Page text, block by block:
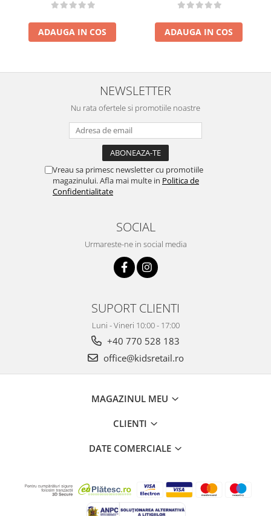
ADAUGA IN COS ADAUGA IN COS
NEWSLETTER
Nu rata ofertele si promotiile noastre
Vreau sa primesc newsletter cu promotiile
magazinului. Afla mai multe in Politica de
Confidentialitate
SOCIAL
Urmareste-ne in social media
SUPORT CLIENTI
Luni - Vineri 10:00 - 17:00
+40 770 528 183
office@kidsretail.ro
MAGAZINUL MEU
CLIENTI
DATE COMERCIALE